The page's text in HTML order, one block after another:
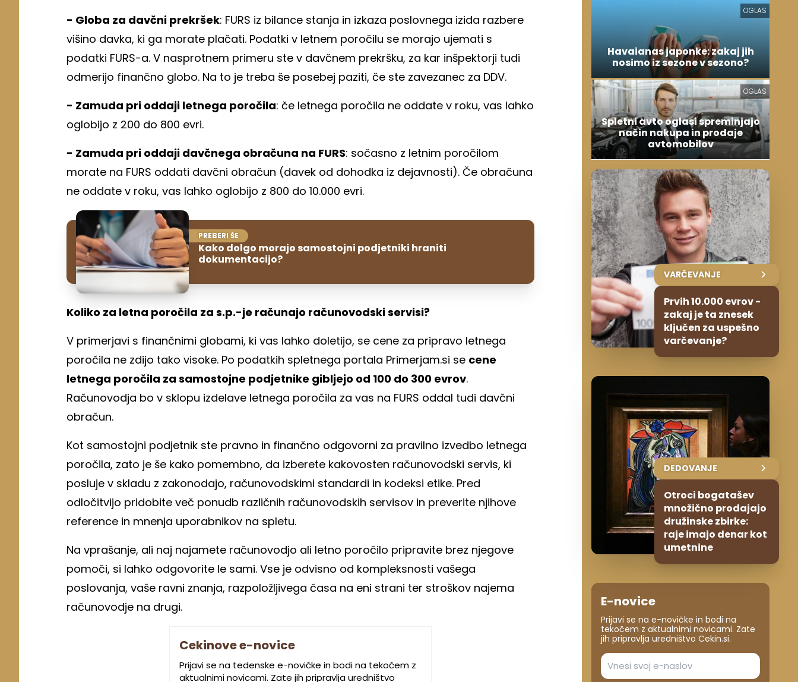
- Globa za davčni prekršek: FURS iz bilance stanja in izkaza poslovnega izida razbere
višino davka, ki ga morate plačati. Podatki v letnem poročilu se morajo ujemati s
podatki FURS-a. V nasprotnem primeru ste v davčnem prekršku, za kar inšpektorji tudi
odmerijo finančno globo. Na to je treba še posebej paziti, če ste zavezanec za DDV.
- Zamuda pri oddaji letnega poročila: če letnega poročila ne oddate v roku, vas lahko
oglobijo z 200 do 800 evri.
- Zamuda pri oddaji davčnega obračuna na FURS: sočasno z letnim poročilom
morate na FURS oddati davčni obračun (davek od dohodka iz dejavnosti). Če obračuna
ne oddate v roku, vas lahko oglobijo z 800 do 10.000 evri.
PREBERI ŠE
Kako dolgo morajo samostojni podjetniki hraniti
dokumentacijo?
Koliko za letna poročila za s.p.-je računajo računovodski servisi?
V primerjavi s finančnimi globami, ki vas lahko doletijo, se cene za pripravo letnega
poročila ne zdijo tako visoke. Po podatkih spletnega portala Primerjam.si se cene
letnega poročila za samostojne podjetnike gibljejo od 100 do 300 evrov.
Računovodja bo v sklopu izdelave letnega poročila za vas na FURS oddal tudi davčni
obračun.
Kot samostojni podjetnik ste pravno in finančno odgovorni za pravilno izvedbo letnega
poročila, zato je še kako pomembno, da izberete kakovosten računovodski servis, ki
posluje v skladu z zakonodajo, računovodskimi standardi in kodeksi etike. Pred
odločitvijo pridobite več ponudb različnih računovodskih servisov in preverite njihove
reference in mnenja uporabnikov na spletu.
Na vprašanje, ali naj najamete računovodjo ali letno poročilo pripravite brez njegove
pomoči, si lahko odgovorite le sami. Vse je odvisno od kompleksnosti vašega
poslovanja, vaše ravni znanja, razpoložljivega časa na eni strani ter stroškov najema
računovodje na drugi.
Cekinove e-novice
Prijavi se na tedenske e-novičke in bodi na tekočem z
aktualnimi novicami. Zate jih pripravlja uredništvo
OGLAS
Havaianas japonke: zakaj jih
nosimo iz sezone v sezono?
OGLAS
Spletni avto oglasi spreminjajo
način nakupa in prodaje
avtomobilov
VARČEVANJE
Prvih 10.000 evrov -
zakaj je ta znesek
ključen za uspešno
varčevanje?
DEDOVANJE
Otroci bogatašev
množično prodajajo
družinske zbirke:
raje imajo denar kot
umetnine
E-novice
Prijavi se na e-novičke in bodi na
tekočem z aktualnimi novicami. Zate
jih pripravlja uredništvo Cekin.si.